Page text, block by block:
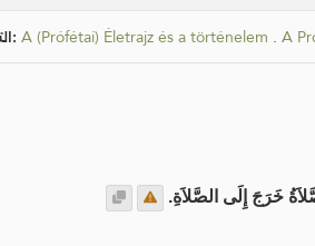
التصنيف: A (Prófétai) Életrajz és a történelem . A
خَرَجَ إِلَى الصَّلاَةِ.